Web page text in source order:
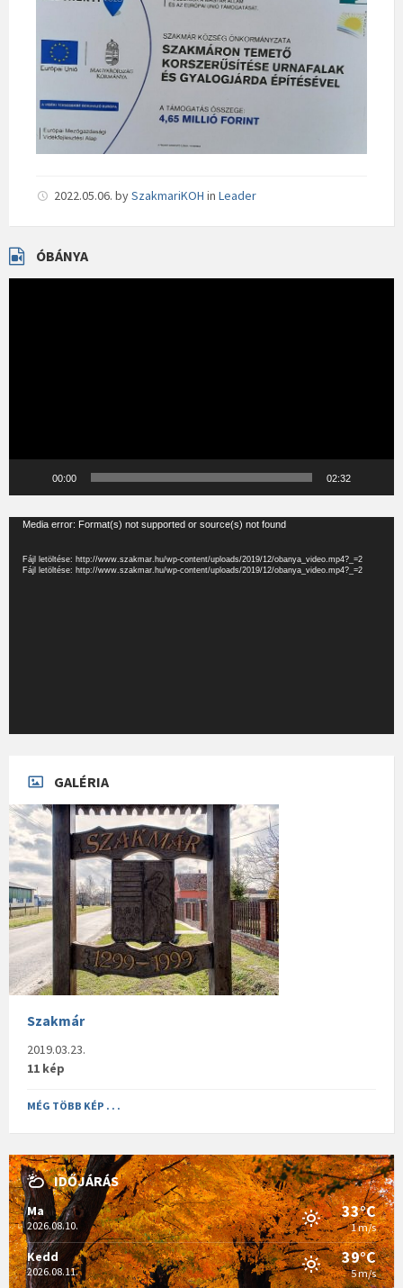
2022.05.06. bySzakmariKOH in Leader
ÓBÁNYA
00:00 02:32
Videólejátszó
Media error: Format(s) not supported or source(s) not found
Fájl letöltése: http://www.szakmar.hu/wp-content/uploads/2019/12/obanya_video.mp4?_=2
Fájl letöltése: http://www.szakmar.hu/wp-content/uploads/2019/12/obanya_video.mp4?_=2
GALÉRIA
Szakmár
2019.03.23.
11 kép
MÉG TÖBB KÉP . . .
IDŐJÁRÁS
Ma
2026.08.10.
33°C
1 m/s
Kedd
2026.08.11.
39°C
5 m/s